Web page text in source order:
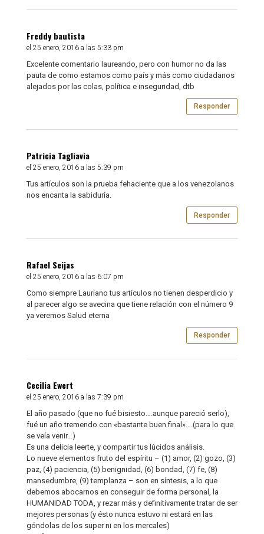
Freddy bautista
el 25 enero, 2016 a las 5:33 pm
Excelente comentario laureando, pero con humor no da las
pauta de como estamos como país y más como ciudadanos
alejados por las colas, política e inseguridad, dtb
Responder
Patricia Tagliavia
el 25 enero, 2016 a las 5:39 pm
Tus artículos son la prueba fehaciente que a los venezolanos
nos encanta la sabiduría.
Responder
Rafael Seijas
el 25 enero, 2016 a las 6:07 pm
Como siempre Lauriano tus artículos no tienen desperdicio y
al parecer algo se avecina que tiene relación con el número 9
ya veremos Salud eterna
Responder
Cecilia Ewert
el 25 enero, 2016 a las 7:39 pm
El año pasado (que no fué bisiesto….aunque pareció serlo),
fué un año tremendo con «bastante buen final»….(para lo que
se veía venir…)
Es una delicia leerte, y compartir tus lúcidos análisis.
Lo nueve elementos fruto del espíritu – (1) amor, (2) gozo, (3)
paz, (4) paciencia, (5) benignidad, (6) bondad, (7) fe, (8)
mansedumbre, (9) templanza – son en síntesis, a lo que
debemos abocarnos en conseguir de forma personal, la
HUMANIDAD TODA, y rezar más y definitivamente tratar de ser
mejores personas (y ésto nunca estuvo ni estará en las
góndolas de los super ni en los mercales)